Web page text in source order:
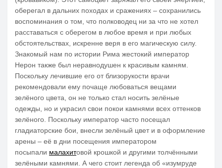
оберегал в дальних походах и сражениях – сохранились
воспоминания о том, что полководец ни за что не хотел
расставаться с оберегом в любое время и при любых
обстоятельствах, искренне веря в его магическую силу.
Знакомый нам по истории Рима жестокий император
Нерон также был неравнодушен к красивым камням.
Поскольку лечившие его от близорукости врачи
рекомендовали ему почаще любоваться вещами
зелёного цвета, он не только стал носить зелёные
одежды, но и украсил свои покои камнями всех оттенков
зелёного. Поскольку император часто посещал
гладиаторские бои, внесли зелёный цвет и в оформление
арены – её в дни посещения императором
посыпали малахитовой крошкой и другими толчёнными
зелёными камнями. А чего стоит легенда об «изумруде